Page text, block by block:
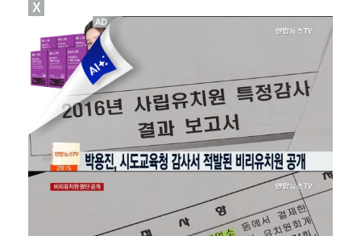
외신까지 퍼지고 있는 축구협회 성접대 논란…2002 한…
태국에서 새 도전 시작하는 박항서 감독 "원팀 만들어 …
대놓고 '심판 마사지'로 결재 받기도…최종 결재권자는 …
'1라운드 115위' 김민별, 2라운드 7타 줄이며 7…
X